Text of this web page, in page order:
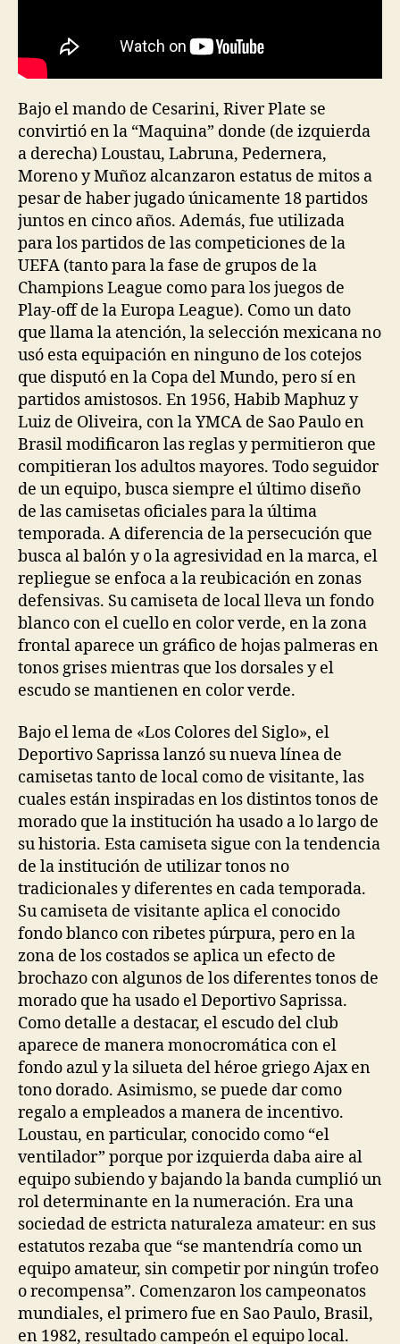
Bajo el mando de Cesarini, River Plate se
convirtió en la “Maquina” donde (de izquierda
a derecha) Loustau, Labruna, Pedernera,
Moreno y Muñoz alcanzaron estatus de mitos a
pesar de haber jugado únicamente 18 partidos
juntos en cinco años. Además, fue utilizada
para los partidos de las competiciones de la
UEFA (tanto para la fase de grupos de la
Champions League como para los juegos de
Play-off de la Europa League). Como un dato
que llama la atención, la selección mexicana no
usó esta equipación en ninguno de los cotejos
que disputó en la Copa del Mundo, pero sí en
partidos amistosos. En 1956, Habib Maphuz y
Luiz de Oliveira, con la YMCA de Sao Paulo en
Brasil modificaron las reglas y permitieron que
compitieran los adultos mayores. Todo seguidor
de un equipo, busca siempre el último diseño
de las camisetas oficiales para la última
temporada. A diferencia de la persecución que
busca al balón y o la agresividad en la marca, el
repliegue se enfoca a la reubicación en zonas
defensivas. Su camiseta de local lleva un fondo
blanco con el cuello en color verde, en la zona
frontal aparece un gráfico de hojas palmeras en
tonos grises mientras que los dorsales y el
escudo se mantienen en color verde.
Bajo el lema de «Los Colores del Siglo», el
Deportivo Saprissa lanzó su nueva línea de
camisetas tanto de local como de visitante, las
cuales están inspiradas en los distintos tonos de
morado que la institución ha usado a lo largo de
su historia. Esta camiseta sigue con la tendencia
de la institución de utilizar tonos no
tradicionales y diferentes en cada temporada.
Su camiseta de visitante aplica el conocido
fondo blanco con ribetes púrpura, pero en la
zona de los costados se aplica un efecto de
brochazo con algunos de los diferentes tonos de
morado que ha usado el Deportivo Saprissa.
Como detalle a destacar, el escudo del club
aparece de manera monocromática con el
fondo azul y la silueta del héroe griego Ajax en
tono dorado. Asimismo, se puede dar como
regalo a empleados a manera de incentivo.
Loustau, en particular, conocido como “el
ventilador” porque por izquierda daba aire al
equipo subiendo y bajando la banda cumplió un
rol determinante en la numeración. Era una
sociedad de estricta naturaleza amateur: en sus
estatutos rezaba que “se mantendría como un
equipo amateur, sin competir por ningún trofeo
o recompensa”. Comenzaron los campeonatos
mundiales, el primero fue en Sao Paulo, Brasil,
en 1982, resultado campeón el equipo local.